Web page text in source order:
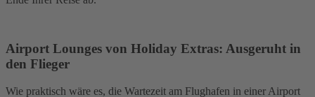
Airport Lounges von Holiday Extras: Ausgeruht in
den Flieger
Wie praktisch wäre es, die Wartezeit am Flughafen in einer Airport